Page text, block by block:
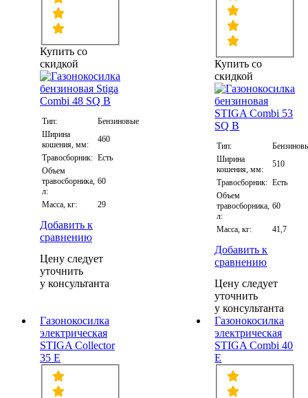
Купить со
скидкой
Тип:
Бензиновые
Ширина
кошения, мм:
460
Травосборник: Есть
Объем
травосборника,
л:
60
Масса, кг: 29
Добавить к
сравнению
Цену следует
уточнить
у консультанта
Купить со
скидкой
Тип:
Ширина
кошения, мм:
510
Травосборник: Есть
Объем
травосборника,
л:
60
Масса, кг: 41,7
Добавить к
сравнению
Цену следует
уточнить
у консультанта
Газонокосилка
электрическая
STIGA Collector
35 E
Газонокосилка
электрическая
STIGA Combi 40
E